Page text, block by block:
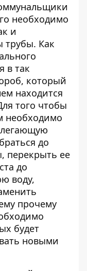
необходимо
и
трубы. Как
в так
который
находится
того чтобы
необходимо
до
перекрыть ее
до
воду,
прочему
будет
новыми